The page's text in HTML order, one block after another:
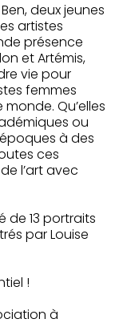
deux jeunes
artistes
présence
et Artémis,
vie pour
femmes
monde. Qu’elles
ou
à des
ces
l’art avec
de 13 portraits
par Louise
!
à